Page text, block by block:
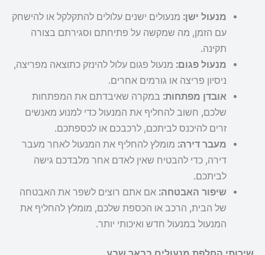
מנעול ישן: מנעולים ישנים עלולים להתקלקל או להישחק
עם הזמן, מה שמקשה על פתיחתם וסגירתם בצורה
תקינה.
מנעול פגום: מנעול פגום עלול להינזק כתוצאה מפריצה,
ניסיון פריצה או גורמים אחרים.
אובדן מפתחות: במקרה שאיבדתם את המפתחות
שלכם, חשוב להחליף את המנעול כדי למנוע מאנשים
זרים להיכנס לביתכם, לרכבכם או לכספתכם.
מעבר דירה: מומלץ להחליף את המנעול לאחר מעבר
דירה, כדי להבטיח שאין לאדם אחר מלבדכם גישה
לביתכם.
שיפור האבטחה: אם אתם רוצים לשפר את האבטחה
של הבית, הרכב או הכספת שלכם, מומלץ להחליף את
המנעול במנעול חדש ואיכותי יותר.